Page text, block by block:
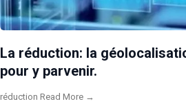
La réduction: la
pour y parvenir.
réduction Read More →